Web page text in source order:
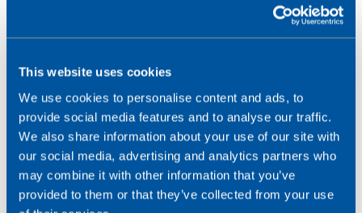
This website uses cookies
We use cookies to personalise content and ads, to
provide social media features and to analyse our traffic.
We also share information about your use of our site with
our social media, advertising and analytics partners who
may combine it with other information that you’ve
provided to them or that they’ve collected from your use
(Global System for Mobile Communication)
war die am weitesten verbreitete Technologie
Mobilfunknetzen (2G).
Bei seiner Einführung hatte UMTS eine maximale
Downlink-Datenrate von 384 kbit/s und war damit
etwa 40 Mal schneller als die GSM-Rate von 9,6 kbit/s.
Mit der Integration von High Speed Packet Access
(HSPA)-Technologien in UMTS konnten die
Geschwindigkeiten im Laufe der Zeit noch weiter